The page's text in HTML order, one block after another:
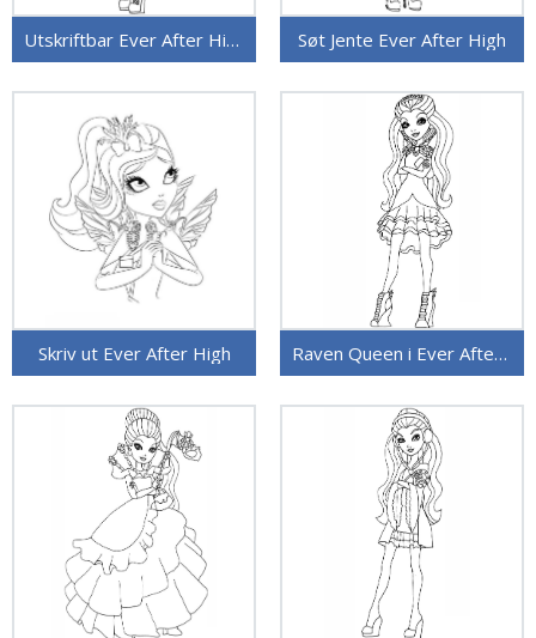
Utskriftbar Ever After High Søt Jente Ever After High
Skriv ut Ever After High Raven Queen i Ever After High